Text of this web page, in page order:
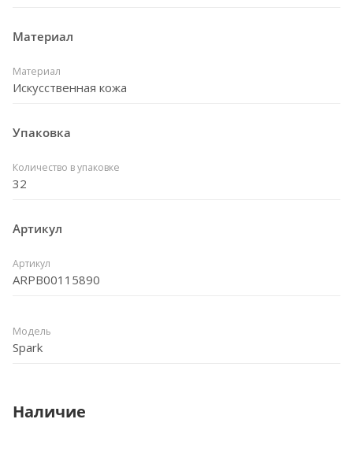
Материал
Материал
Искусственная кожа
Упаковка
Количество в упаковке
32
Артикул
Артикул
ARPB00115890
Модель
Spark
Наличие